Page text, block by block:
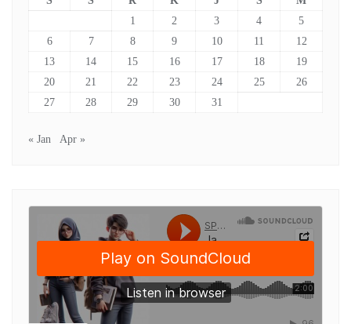
1
2 3 4
5
6
7 8 9 10 11
12
13
14 15 16 17 18
19
20
21 22 23 24 25
26
27
28 29 30 31
« Jan Apr »